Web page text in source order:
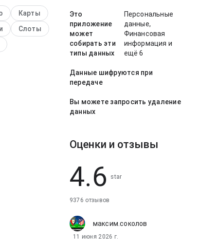
загрузки при
нескольких
страница
полной без
Общий результат
Карты
Слоты
Это
приложение
может
собирать эти
типы данных
Персональные
данные,
Финансовая
информация и
ещё 6
Данные шифруются при
передаче
Вы можете запросить удаление
данных
Оценки и отзывы
4.6 star
9376 отзывов
максим.соколов
11 июня 2026 г.